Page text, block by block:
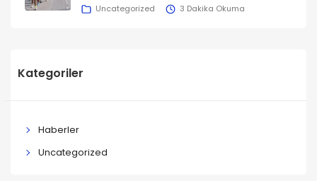
Uncategorized 3 Dakika Okuma
Kategoriler
Haberler
Uncategorized